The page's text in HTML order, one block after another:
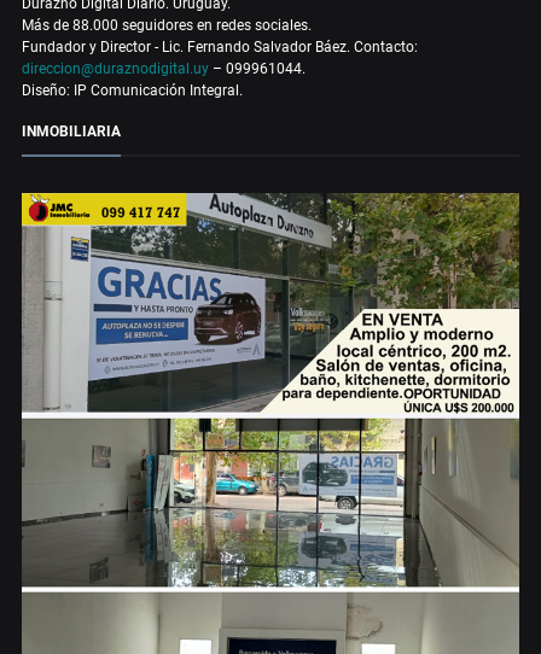
Durazno Digital Diario. Uruguay.
Más de 88.000 seguidores en redes sociales.
Fundador y Director - Lic. Fernando Salvador Báez. Contacto:
direccion@duraznodigital.uy – 099961044.
Diseño: IP Comunicación Integral.
INMOBILIARIA